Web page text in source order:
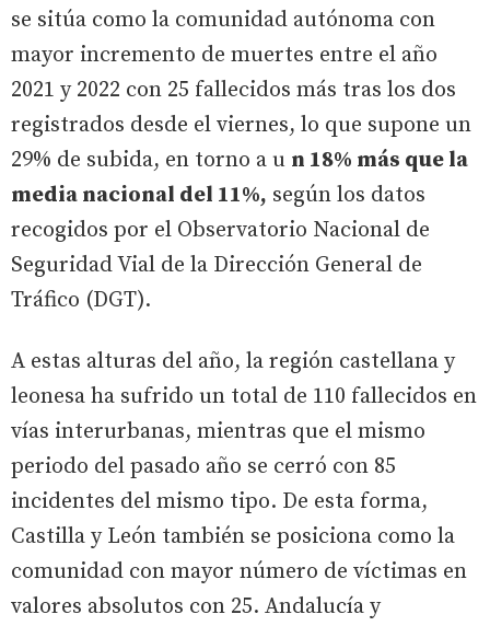
se sitúa como la comunidad autónoma con
mayor incremento de muertes entre el año
2021 y 2022 con 25 fallecidos más tras los dos
registrados desde el viernes, lo que supone un
29% de subida, en torno a u n 18% más que la
media nacional del 11%, según los datos
recogidos por el Observatorio Nacional de
Seguridad Vial de la Dirección General de
Tráfico (DGT).
A estas alturas del año, la región castellana y
leonesa ha sufrido un total de 110 fallecidos en
vías interurbanas, mientras que el mismo
periodo del pasado año se cerró con 85
incidentes del mismo tipo. De esta forma,
Castilla y León también se posiciona como la
comunidad con mayor número de víctimas en
valores absolutos con 25. Andalucía y